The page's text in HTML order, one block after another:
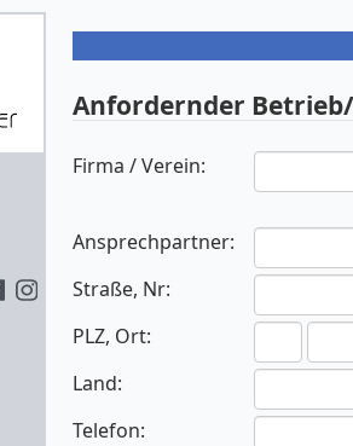
Anfordernder
Firma / Verein:
Ansprechpartner:
Straße, Nr:
PLZ, Ort:
Land:
Telefon: